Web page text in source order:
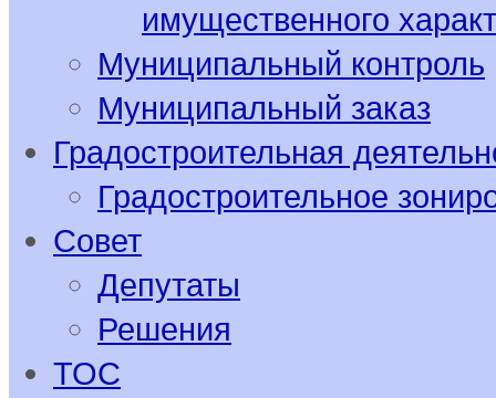
имущественного
Муниципальный контроль
Муниципальный заказ
Градостроительная
Градостроительное
Совет
Депутаты
Решения
ТОС